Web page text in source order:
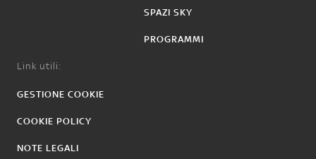
SPAZI SKY
PROGRAMMI
Link utili:
GESTIONE COOKIE
COOKIE POLICY
NOTE LEGALI